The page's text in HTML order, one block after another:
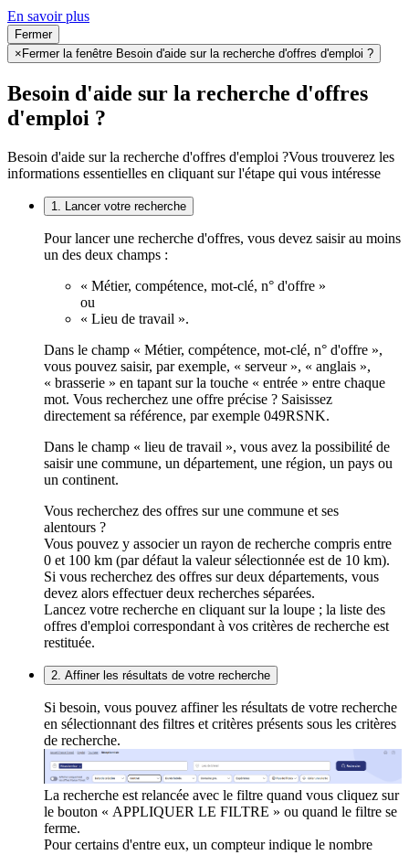
En savoir plus
Fermer
× Fermer la fenêtre Besoin d'aide sur la recherche d'offres d'emploi ?
Besoin d'aide sur la recherche d'offres
d'emploi ?
Besoin d'aide sur la recherche d'offres d'emploi ?Vous trouverez les
informations essentielles en cliquant sur l'étape qui vous intéresse
1. Lancer votre recherche
Pour lancer une recherche d'offres, vous devez saisir au moins
un des deux champs :
« Métier, compétence, mot-clé, n° d'offre »
ou
« Lieu de travail ».
Dans le champ « Métier, compétence, mot-clé, n° d'offre »,
vous pouvez saisir, par exemple, « serveur », « anglais »,
« brasserie » en tapant sur la touche « entrée » entre chaque
mot. Vous recherchez une offre précise ? Saisissez
directement sa référence, par exemple 049RSNK.
Dans le champ « lieu de travail », vous avez la possibilité de
saisir une commune, un département, une région, un pays ou
un continent.
Vous recherchez des offres sur une commune et ses
alentours ?
Vous pouvez y associer un rayon de recherche compris entre
0 et 100 km (par défaut la valeur sélectionnée est de 10 km).
Si vous recherchez des offres sur deux départements, vous
devez alors effectuer deux recherches séparées.
Lancez votre recherche en cliquant sur la loupe ; la liste des
offres d'emploi correspondant à vos critères de recherche est
restituée.
2. Affiner les résultats de votre recherche
Si besoin, vous pouvez affiner les résultats de votre recherche
en sélectionnant des filtres et critères présents sous les critères
de recherche.
La recherche est relancée avec le filtre quand vous cliquez sur
le bouton « APPLIQUER LE FILTRE » ou quand le filtre se
ferme.
Pour certains d'entre eux, un compteur indique le nombre